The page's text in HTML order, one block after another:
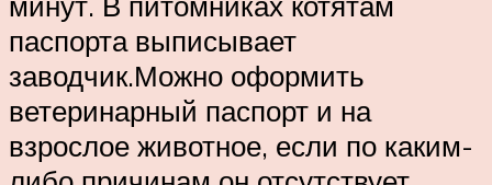
паспорта выписывает
заводчик.Можно оформить
ветеринарный паспорт и на
взрослое животное, если по каким-